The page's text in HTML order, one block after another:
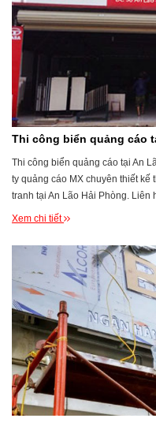
Thi công biển quảng cáo
Thi công biển quảng cáo tại An
ty quảng cáo MX chuyên thiết kế
tranh tại An Lão Hải Phòng. Liên
Xem chi tiết